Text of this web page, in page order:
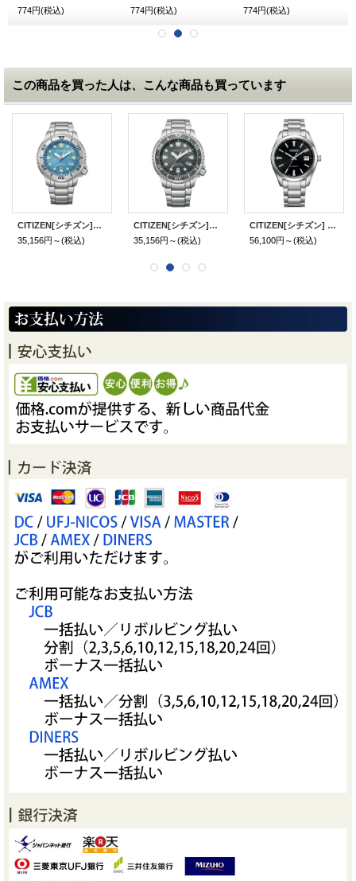
774円(税込)
774円(税込)
774円(税込)
この商品を買った人は、こんな商品も買っています
CITIZEN[シチズン]PROMASTER[プロマスター] BN0165-55L MARINEシリーズ エコ・ドライブ 200m潜水用防水 メタルバンド メンズ 正規品
35,156円～(税込)
CITIZEN[シチズン]PROMASTER[プロマスター] BN0167-50H MARINEシリーズ エコ・ドライブ 200m潜水用防水 メタルバンド メンズ 正規品
35,156円～(税込)
CITIZEN[シチズン] CITIZEN コレクション NB1050-59E メカニカル メンズモデル 正規品
56,100円～(税込)